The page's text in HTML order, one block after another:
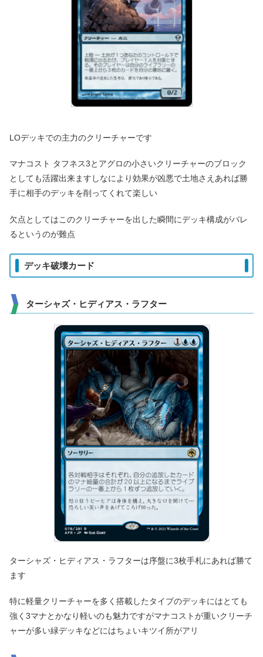
LOデッキでの主力のクリーチャーです
マナコスト タフネス3とアグロの小さいクリーチャーのブロック
としても活躍出来ますしなにより効果が凶悪で土地さえあれば勝
手に相手のデッキを削ってくれて楽しい
欠点としてはこのクリーチャーを出した瞬間にデッキ構成がバレ
るというのが難点
デッキ破壊カード
ターシャズ・ヒディアス・ラフター
ターシャズ・ヒディアス・ラフターは序盤に3枚手札にあれば勝て
ます
特に軽量クリーチャーを多く搭載したタイプのデッキにはとても
強く3マナとかなり軽いのも魅力ですがマナコストが重いクリーチ
ャーが多い緑デッキなどにはちょいキツイ所がアリ